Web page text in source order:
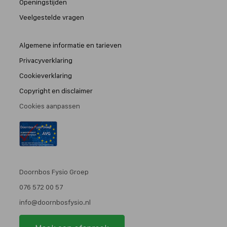
registerfysiotherapeut noemen. Uw lichaam verdient
immers de beste behandeling!
Check voor alle zekerheid uw zorgverzekering
Openingstijden
Veelgestelde vragen
Algemene informatie en tarieven
Privacyverklaring
Cookieverklaring
Copyright en disclaimer
Cookies aanpassen
Doornbos Fysio Groep
076 572 00 57
info@doornbosfysio.nl